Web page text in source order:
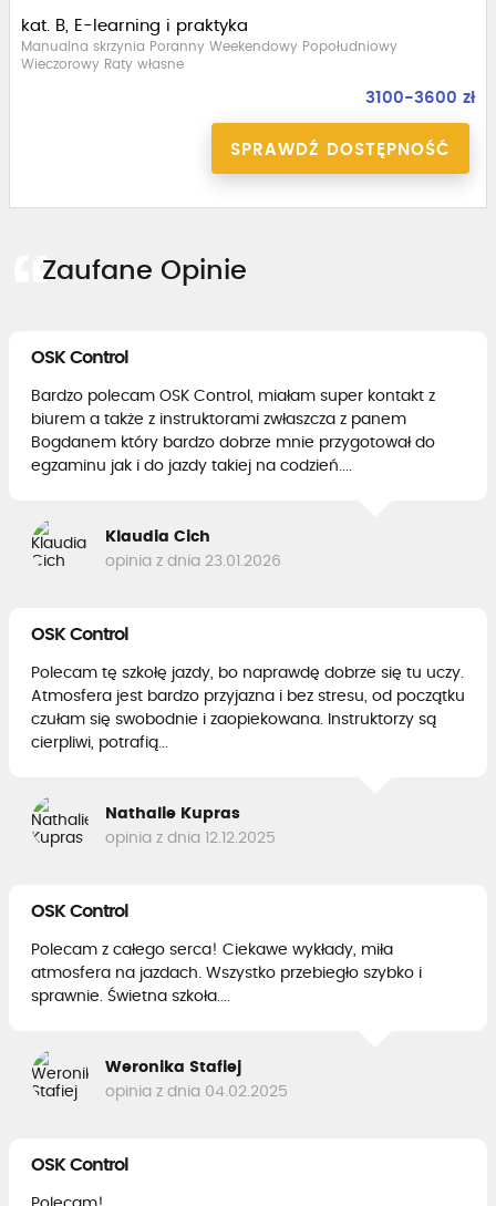
kat. B, E-learning i praktyka
Manualna skrzynia Poranny Weekendowy Popołudniowy
Wieczorowy Raty własne
3100-3600 zł
SPRAWDŹ DOSTĘPNOŚĆ
Zaufane Opinie
OSK Control
Bardzo polecam OSK Control, miałam super kontakt z
biurem a także z instruktorami zwłaszcza z panem
Bogdanem który bardzo dobrze mnie przygotował do
egzaminu jak i do jazdy takiej na codzień....
Klaudia Cich
opinia z dnia 23.01.2026
OSK Control
Polecam tę szkołę jazdy, bo naprawdę dobrze się tu uczy.
Atmosfera jest bardzo przyjazna i bez stresu, od początku
czułam się swobodnie i zaopiekowana. Instruktorzy są
cierpliwi, potrafią...
Nathalie Kupras
opinia z dnia 12.12.2025
OSK Control
Polecam z całego serca! Ciekawe wykłady, miła
atmosfera na jazdach. Wszystko przebiegło szybko i
sprawnie. Świetna szkoła....
Weronika Stafiej
opinia z dnia 04.02.2025
OSK Control